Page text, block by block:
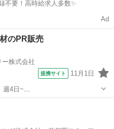
1万円〜 / 登録不要！高時給求人多数✨
Ad
のPR販売
ー株式会社
提携サイト 11月1日
[勤務地・最寄
可 ワールド・ファ...